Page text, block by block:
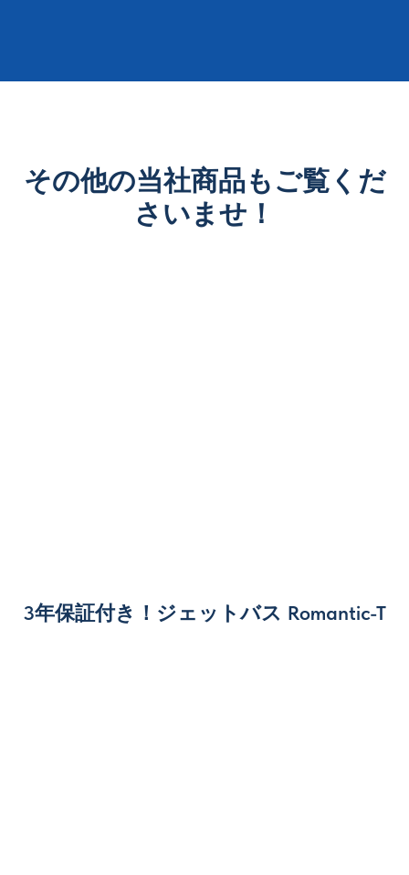
その他の当社商品もご覧くだ
さいませ！
3年保証付き！ジェットバス Romantic-T